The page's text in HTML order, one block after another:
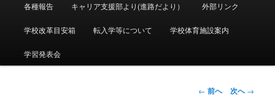
イ
ン
各種報告 キャリア支援部より(進路だより） 外部リンク
学校改革目安箱 転入学等について 学校体育施設案内
学習発表会
投← 前へ 次へ→